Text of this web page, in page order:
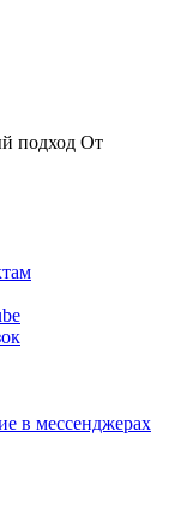
подход От
в мессенджерах